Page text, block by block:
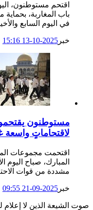
اقتحم مستوطنون،
باب المغاربة،
في اليوم السابع
خبر 2025-10-13 15:16
مستوطنون
لاقتحاماتٍ
اقتحمت مجموعات
المبارك، صباح
مشددة من قوات
خبر 2025-09-21 09:55
صوت الشيعة الذين لا إعلام